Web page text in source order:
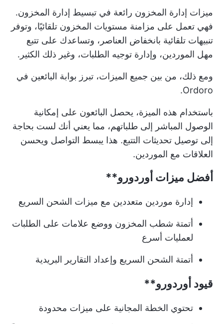
ميزات إدارة المخزون رائعة في تبسيط إدارة المخزون.
فهي تعمل على مزامنة مستويات المخزون تلقائيًا، وتوفر
تنبيهات تلقائية بانخفاض العناصر، وتساعدك على تتبع
مهل الموردين، وإدارة توجيه الطلبات، وغير ذلك الكثير.
ومع ذلك، من بين جميع الميزات، تبرز بوابة البائعين في
Ordoro.
باستخدام هذه الميزة، يحصل البائعون على إمكانية
الوصول المباشر إلى طلباتهم، مما يعني أنك لست بحاجة
إلى توصيل تحديثات التتبع. هذا يبسط التواصل ويحسن
العلاقات مع الموردين.
أفضل ميزات أوردورو**
إدارة موردين متعددين مع ميزات الشحن السريع
أتمتة شطب المخزون ووضع علامات على الطلبات
لعمليات أسرع
أتمتة الشحن السريع وإعداد التقارير البريدية
قيود أوردورو**
تحتوي الخطة المجانية على ميزات محدودة